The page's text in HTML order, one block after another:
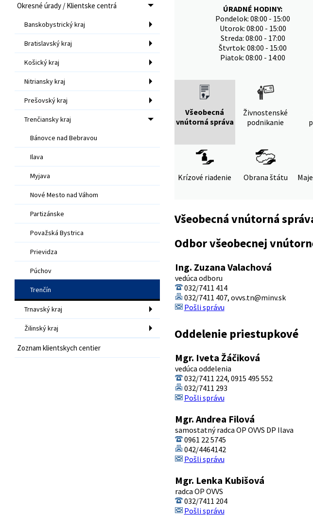
Okresné úrady / Klientske centrá
Banskobystrický kraj
Bratislavský kraj
Košický kraj
Nitriansky kraj
Prešovský kraj
Trenčiansky kraj
Bánovce nad Bebravou
Ilava
Myjava
Nové Mesto nad Váhom
Partizánske
Považská Bystrica
Prievidza
Púchov
Trenčín
Trnavský kraj
Žilinský kraj
Zoznam klientskych centier
ÚRADNÉ HODINY:
Pondelok: 08:00 - 15:00
Utorok: 08:00 - 15:00
Streda: 08:00 - 17:00
Štvrtok: 08:00 - 15:00
Piatok: 08:00 - 14:00
Všeobecná
vnútorná správa
Živnostenské
podnikanie
Krízové riadenie Obrana štátu
Všeobecná vnútorná
Odbor všeobecnej
Ing. Zuzana Valachová
vedúca odboru
032/7411 414
032/7411 407, ovvs.tn@minv.sk
Pošli správu
Oddelenie priestupkové
Mgr. Iveta Žáčiková
vedúca oddelenia
032/7411 224, 0915 495 552
032/7411 293
Pošli správu
Mgr. Andrea Filová
samostatný radca OP OVVS DP Ilava
0961 22 5745
042/4464142
Pošli správu
Mgr. Lenka Kubišová
radca OP OVVS
032/7411 204
Pošli správu